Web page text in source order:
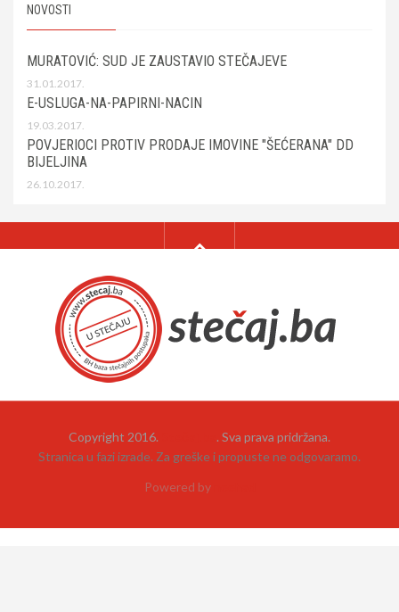
NOVOSTI
MURATOVIĆ: SUD JE ZAUSTAVIO STEČAJEVE
31.01.2017.
E-USLUGA-NA-PAPIRNI-NACIN
19.03.2017.
POVJERIOCI PROTIV PRODAJE IMOVINE "ŠEĆERANA" DD
BIJELJINA
26.10.2017.
Copyright 2016.
. Sva prava pridržana.
Stranica u fazi izrade. Za greške i propuste ne odgovaramo.
Powered by